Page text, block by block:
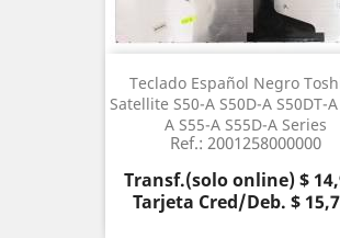
Teclado Español Negro
Satellite S50-A S50D-A S50DT-A
A S55-A S55D-A Series
Ref.: 2001258000000
Precio
Transf.(solo online) $
Tarjeta Cred/Deb. $